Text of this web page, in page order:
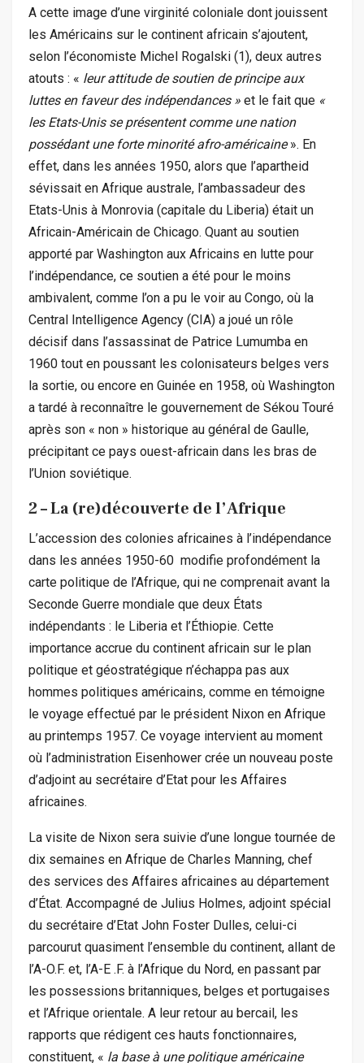
A cette image d’une virginité coloniale dont jouissent
les Américains sur le continent africain s’ajoutent,
selon l’économiste Michel Rogalski (1), deux autres
atouts : « leur attitude de soutien de principe aux
luttes en faveur des indépendances » et le fait que «
les Etats-Unis se présentent comme une nation
possédant une forte minorité afro-américaine». En
effet, dans les années 1950, alors que l’apartheid
sévissait en Afrique australe, l’ambassadeur des
Etats-Unis à Monrovia (capitale du Liberia) était un
Africain-Américain de Chicago. Quant au soutien
apporté par Washington aux Africains en lutte pour
l’indépendance, ce soutien a été pour le moins
ambivalent, comme l’on a pu le voir au Congo, où la
Central Intelligence Agency (CIA) a joué un rôle
décisif dans l’assassinat de Patrice Lumumba en
1960 tout en poussant les colonisateurs belges vers
la sortie, ou encore en Guinée en 1958, où Washington
a tardé à reconnaître le gouvernement de Sékou Touré
après son « non » historique au général de Gaulle,
précipitant ce pays ouest-africain dans les bras de
l’Union soviétique.
2 – La (re)découverte de l’Afrique
L’accession des colonies africaines à l’indépendance
dans les années 1950-60 modifie profondément la
carte politique de l’Afrique, qui ne comprenait avant la
Seconde Guerre mondiale que deux États
indépendants : le Liberia et l’Éthiopie. Cette
importance accrue du continent africain sur le plan
politique et géostratégique n’échappa pas aux
hommes politiques américains, comme en témoigne
le voyage effectué par le président Nixon en Afrique
au printemps 1957. Ce voyage intervient au moment
où l’administration Eisenhower crée un nouveau poste
d’adjoint au secrétaire d’Etat pour les Affaires
africaines.
La visite de Nixon sera suivie d’une longue tournée de
dix semaines en Afrique de Charles Manning, chef
des services des Affaires africaines au département
d’État. Accompagné de Julius Holmes, adjoint spécial
du secrétaire d’Etat John Foster Dulles, celui-ci
parcourut quasiment l’ensemble du continent, allant de
l’A-O.F. et, l’A-E .F. à l’Afrique du Nord, en passant par
les possessions britanniques, belges et portugaises
et l’Afrique orientale. A leur retour au bercail, les
rapports que rédigent ces hauts fonctionnaires,
constituent, « la base à une politique américaine